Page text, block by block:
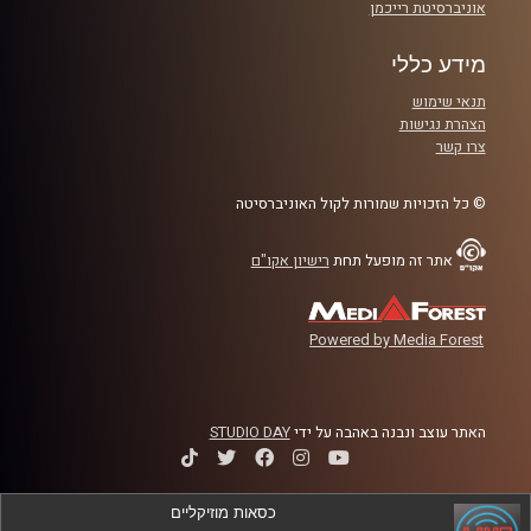
אוניברסיטת רייכמן
מידע כללי
תנאי שימוש
הצהרת נגישות
צרו קשר
© כל הזכויות שמורות לקול האוניברסיטה
אתר זה מופעל תחת רישיון אקו"ם
Powered by Media Forest
האתר עוצב ונבנה באהבה על ידיSTUDIO DAY
כסאות מוזיקליים